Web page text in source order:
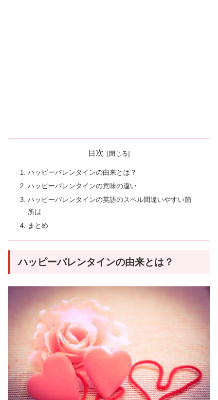
目次
ハッピーバレンタインの由来とは？
ハッピーバレンタインの意味の違い
ハッピーバレンタインの英語のスペル間違いやすい箇
所は
まとめ
ハッピーバレンタインの由来とは？